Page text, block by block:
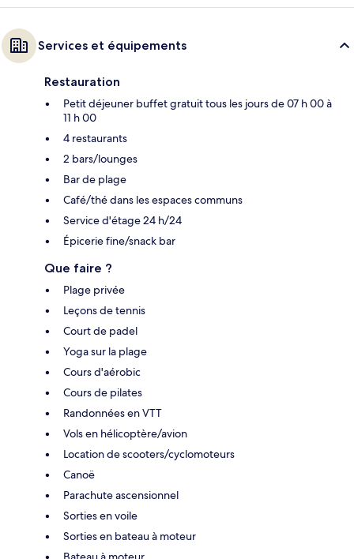
Services et équipements
Restauration
Petit déjeuner buffet gratuit tous les jours de 07 h 00 à
11 h 00
4 restaurants
2 bars/lounges
Bar de plage
Café/thé dans les espaces communs
Service d'étage 24 h/24
Épicerie fine/snack bar
Que faire ?
Plage privée
Leçons de tennis
Court de padel
Yoga sur la plage
Cours d'aérobic
Cours de pilates
Randonnées en VTT
Vols en hélicoptère/avion
Location de scooters/cyclomoteurs
Canoë
Parachute ascensionnel
Sorties en voile
Sorties en bateau à moteur